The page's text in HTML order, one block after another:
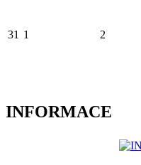
31 1 2
INFORMACE